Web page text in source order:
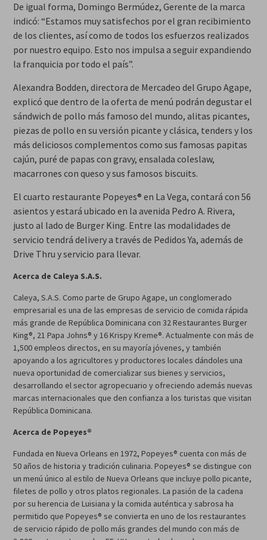
De igual forma, Domingo Bermúdez, Gerente de la marca
indicó: “Estamos muy satisfechos por el gran recibimiento
de los clientes, así como de todos los esfuerzos realizados
por nuestro equipo. Esto nos impulsa a seguir expandiendo
la franquicia por todo el país”.
Alexandra Bodden, directora de Mercadeo del Grupo Agape,
explicó que dentro de la oferta de menú podrán degustar el
sándwich de pollo más famoso del mundo, alitas picantes,
piezas de pollo en su versión picante y clásica, tenders y los
más deliciosos complementos como sus famosas papitas
cajún, puré de papas con gravy, ensalada coleslaw,
macarrones con queso y sus famosos biscuits.
El cuarto restaurante Popeyes® en La Vega, contará con 56
asientos y estará ubicado en la avenida Pedro A. Rivera,
justo al lado de Burger King. Entre las modalidades de
servicio tendrá delivery a través de Pedidos Ya, además de
Drive Thru y servicio para llevar.
Acerca de Caleya S.A.S.
Caleya, S.A.S. Como parte de Grupo Agape, un conglomerado
empresarial es una de las empresas de servicio de comida rápida
más grande de República Dominicana con 32 Restaurantes Burger
King®, 21 Papa Johns® y 16 Krispy Kreme®. Actualmente con más de
1,500 empleos directos, en su mayoría jóvenes, y también
apoyando a los agricultores y productores locales dándoles una
nueva oportunidad de comercializar sus bienes y servicios,
desarrollando el sector agropecuario y ofreciendo además nuevas
marcas internacionales que den confianza a los turistas que visitan
República Dominicana.
Acerca de Popeyes®
Fundada en Nueva Orleans en 1972, Popeyes® cuenta con más de
50 años de historia y tradición culinaria. Popeyes® se distingue con
un menú único al estilo de Nueva Orleans que incluye pollo picante,
filetes de pollo y otros platos regionales. La pasión de la cadena
por su herencia de Luisiana y la comida auténtica y sabrosa ha
permitido que Popeyes® se convierta en uno de los restaurantes
de servicio rápido de pollo más grandes del mundo con más de